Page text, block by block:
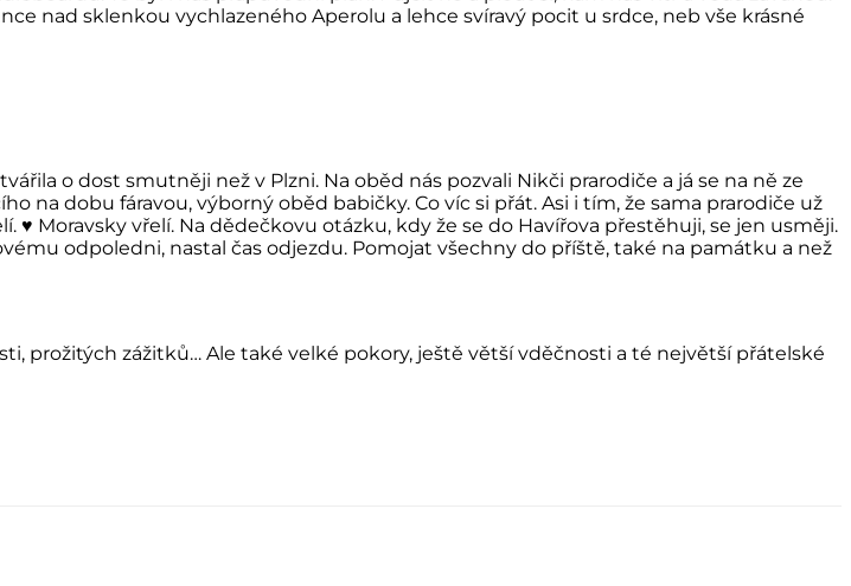
nad sklenkou vychlazeného Aperolu a lehce svíravý pocit u srdce, neb vše krásné
o dost smutněji než v Plzni. Na oběd nás pozvali Nikči prarodiče a já se na ně ze
na dobu fáravou, výborný oběd babičky. Co víc si přát. Asi i tím, že sama prarodiče už
Moravsky vřelí. Na dědečkovu otázku, kdy že se do Havířova přestěhuji, se jen usměji.
odpoledni, nastal čas odjezdu. Pomojat všechny do příště, také na památku a než
prožitých zážitků… Ale také velké pokory, ještě větší vděčnosti a té největší přátelské